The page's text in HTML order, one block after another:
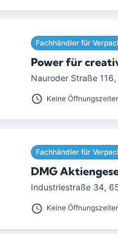
Fachhändler für
Power für
Nauroder Straße 116,
Keine
Fachhändler für
DMG
Industriestraße 34,
Keine